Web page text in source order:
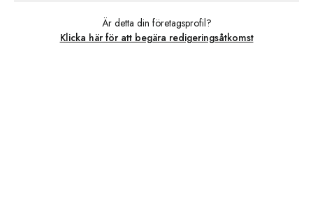
Är detta din företagsprofil?
Klicka här för att begära redigeringsåtkomst